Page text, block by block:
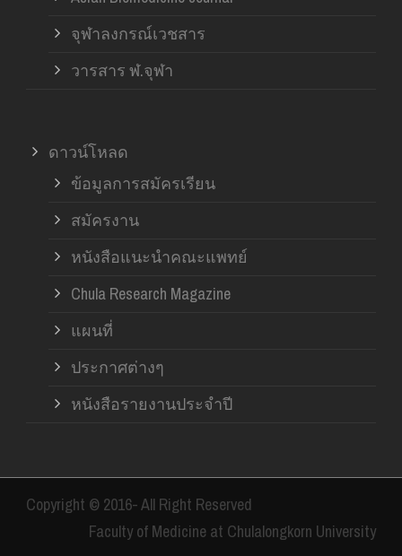
จุฬาลงกรณ์เวชสาร
วารสาร ฬ.จุฬา
ดาวน์โหลด
ข้อมูลการสมัครเรียน
สมัครงาน
หนังสือแนะนำคณะแพทย์
Chula Research Magazine
แผนที่
ประกาศต่างๆ
หนังสือรายงานประจำปี
Copyright © 2016- All Right Reserved
Faculty of Medicine at Chulalongkorn University